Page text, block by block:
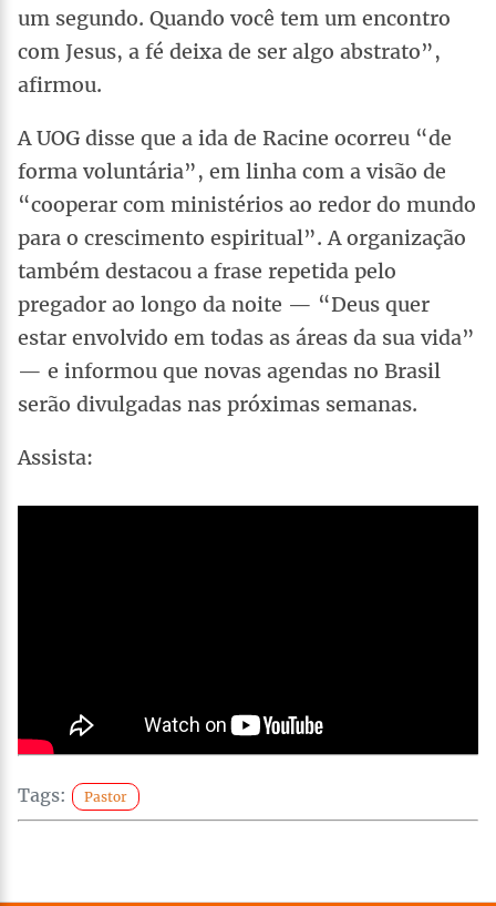
um segundo. Quando você tem um encontro
com Jesus, a fé deixa de ser algo abstrato”,
afirmou.
A UOG disse que a ida de Racine ocorreu “de
forma voluntária”, em linha com a visão de
“cooperar com ministérios ao redor do mundo
para o crescimento espiritual”. A organização
também destacou a frase repetida pelo
pregador ao longo da noite — “Deus quer
estar envolvido em todas as áreas da sua vida”
— e informou que novas agendas no Brasil
serão divulgadas nas próximas semanas.
Assista:
Tags: Pastor